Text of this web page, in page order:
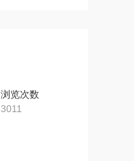
浏览次数
3011